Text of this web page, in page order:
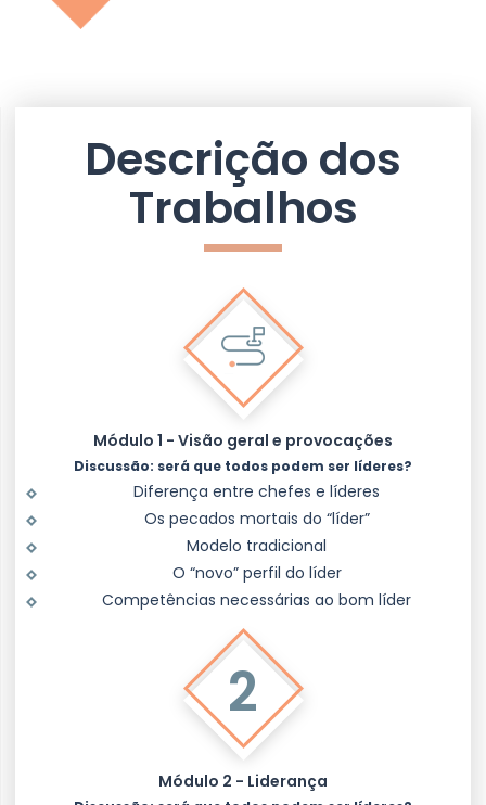
Descrição dos
Trabalhos
Módulo 1 - Visão geral e provocações
Discussão: será que todos podem ser líderes?
Diferença entre chefes e líderes
Os pecados mortais do “líder”
Modelo tradicional
O “novo” perfil do líder
Competências necessárias ao bom líder
2
Módulo 2 - Liderança